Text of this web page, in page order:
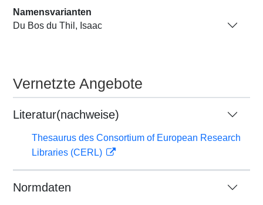
Namensvarianten
Du Bos du Thil, Isaac
Vernetzte Angebote
Literatur(nachweise)
Thesaurus des Consortium of European Research
Libraries (CERL)
Normdaten